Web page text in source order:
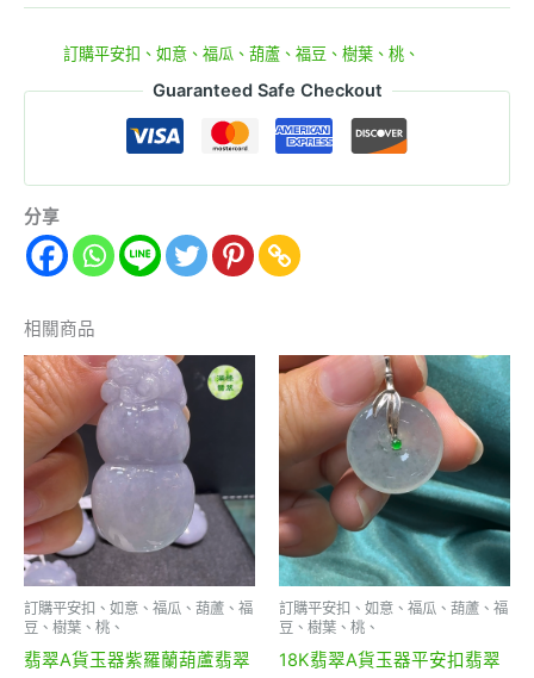
訂購平安扣、如意、福瓜、葫蘆、福豆、樹葉、桃、
Guaranteed Safe Checkout
分享
相關商品
訂購平安扣、如意、福瓜、葫蘆、福
豆、樹葉、桃、
翡翠A貨玉器紫羅蘭葫蘆翡翠
訂購平安扣、如意、福瓜、葫蘆、福
豆、樹葉、桃、
18K翡翠A貨玉器平安扣翡翠